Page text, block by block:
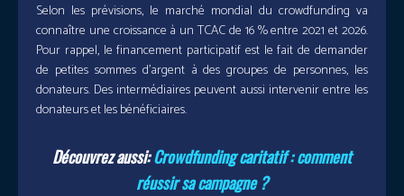
Selon les prévisions, le marché mondial du crowdfunding va
connaître une croissance à un TCAC de 16 % entre 2021 et 2026.
Pour rappel, le financement participatif est le fait de demander
de petites sommes d’argent à des groupes de personnes, les
donateurs. Des intermédiaires peuvent aussi intervenir entre les
donateurs et les bénéficiaires.
Découvrez aussi:Crowdfunding caritatif : comment
réussir sa campagne ?